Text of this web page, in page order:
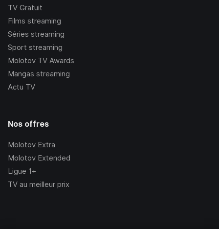
TV Gratuit
Films streaming
Séries streaming
Sport streaming
Molotov TV Awards
Mangas streaming
Actu TV
Nos offres
Molotov Extra
Molotov Extended
Ligue 1+
TV au meilleur prix